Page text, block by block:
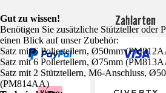
Gut zu wissen!
Benötigen Sie zusätzliche Stützteller oder
einen Blick auf unser Zubehör:
Satz mit 6 Poliertellern, Ø50mm
Satz mit 6 Poliertellern, Ø75mm
Satz mit 2 Stütztellern, M6-Anschluss,
(PM814AA)
Zahlarten